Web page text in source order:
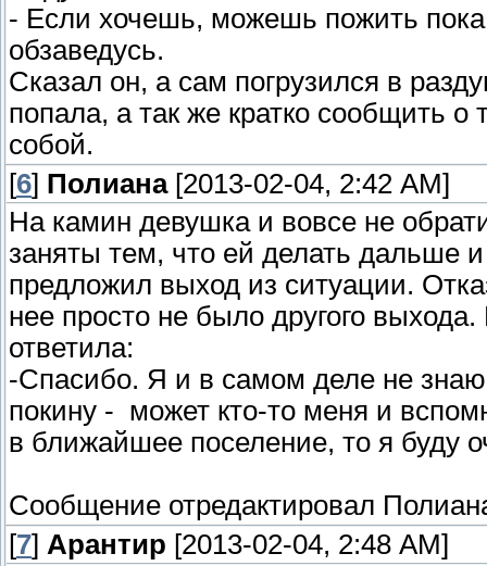
- Если хочешь, можешь пожить пока
обзаведусь.
Сказал он, а сам погрузился в
попала, а так же кратко сообщить о
собой.
[6] Полиана[2013-02-04, 2:42 AM]
На камин девушка и вовсе не
заняты тем, что ей делать дальше
предложил выход из ситуации.
нее просто не было другого
ответила:
-Спасибо. Я и в самом деле не знаю
покину - может кто-то меня и
в ближайшее поселение, то я буду
Сообщение отредактировал
[7] Арантир [2013-02-04, 2:48 AM]